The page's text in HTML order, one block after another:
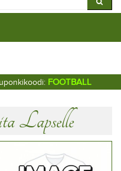
FOOTBALL
Lapselle